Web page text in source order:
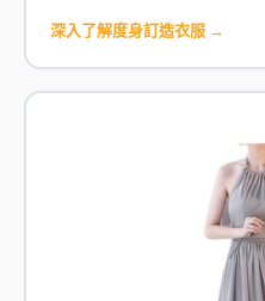
深入了解度身訂造衣服 →